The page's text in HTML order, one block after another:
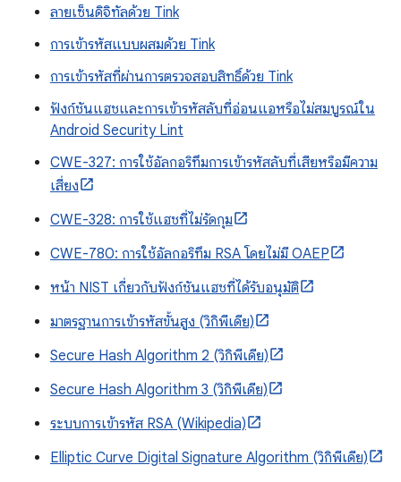
ลายเซ็นดิจิทัลด้วย Tink
การเข้ารหัสแบบผสมด้วย Tink
การเข้ารหัสที่ผ่านการตรวจสอบสิทธิ์ด้วย Tink
ฟังก์ชันแฮชและการเข้ารหัสลับที่อ่อนแอหรือไม่สมบูรณ์ใน
Android Security Lint
CWE-327: การใช้อัลกอริทึมการเข้ารหัสลับที่เสียหรือมีความ
เสี่ยง
CWE-328: การใช้แฮชที่ไม่รัดกุม
CWE-780: การใช้อัลกอริทึม RSA โดยไม่มี OAEP
หน้า NIST เกี่ยวกับฟังก์ชันแฮชที่ได้รับอนุมัติ
มาตรฐานการเข้ารหัสขั้นสูง (วิกิพีเดีย)
Secure Hash Algorithm 2 (วิกิพีเดีย)
Secure Hash Algorithm 3 (วิกิพีเดีย)
ระบบการเข้ารหัส RSA (Wikipedia)
Elliptic Curve Digital Signature Algorithm (วิกิพีเดีย)